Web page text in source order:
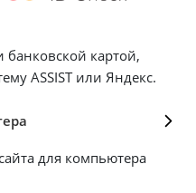
картой,
ASSIST или Яндекс.
для компьютера